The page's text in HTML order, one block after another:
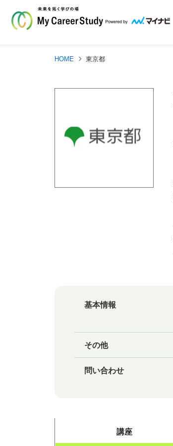
HOME 東京都
基本情報
その他
問い合わせ
講座